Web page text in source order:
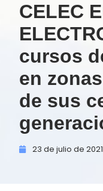
CELEC
cursos
en
de sus
23 de julio de 2021